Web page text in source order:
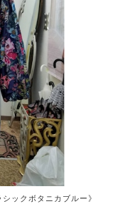
ックボタニカブルー》